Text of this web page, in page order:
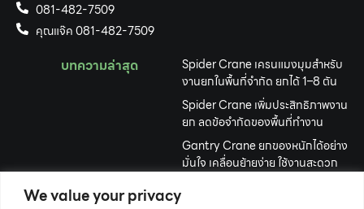
We value your privacy
081-482-7509
คุณแจ๊ค 081-482-7509
บทความล่าสุด
Spider Crane เครนแมงมุมสำหรับ
งานยกในพื้นที่จำกัด ยกได้ 1–8 ตัน
Spider Crane เพิ่มประสิทธิภาพงาน
ยก ลดข้อจำกัดของพื้นที่ทำงาน
Gantry Crane ยกของหนักได้อย่าง
มั่นใจ เคลื่อนย้ายง่าย ใช้งานสะดวก